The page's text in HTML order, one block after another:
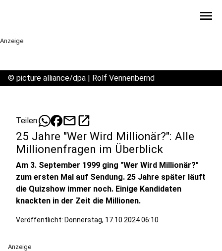
menu
Anzeige
© picture alliance/dpa | Rolf Vennenbernd
Teilen: mailopen_in_new
25 Jahre "Wer Wird Millionär?": Alle
Millionenfragen im Überblick
Am 3. September 1999 ging "Wer Wird Millionär?"
zum ersten Mal auf Sendung. 25 Jahre später läuft
die Quizshow immer noch. Einige Kandidaten
knackten in der Zeit die Millionen.
Veröffentlicht: Donnerstag, 17.10.2024 06:10
Anzeige